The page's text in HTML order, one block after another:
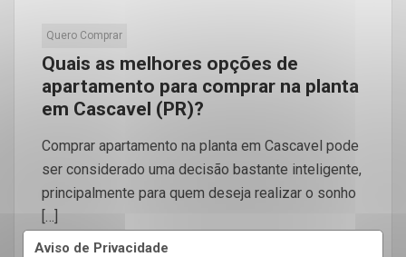
Aviso de Privacidade
Quero Comprar
Quais as melhores opções de
apartamento para comprar na planta
em Cascavel (PR)?
Comprar apartamento na planta em Cascavel pode
ser considerado uma decisão bastante inteligente,
principalmente para quem deseja realizar o sonho
[…]